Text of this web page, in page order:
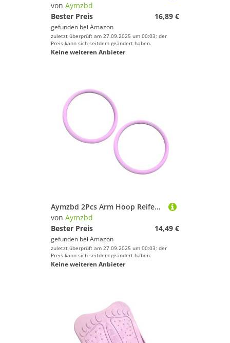
von Aymzbd
Bester Preis
16,89 €
gefunden bei Amazon
zuletzt überprüft am 27.09.2025 um 00:03; der
Preis kann sich seitdem geändert haben.
Keine weiteren Anbieter
Aymzbd 2Pcs Arm Hoop Reifen 33 cm Durchmesser, Fitnesskreis für Arme, Arm Hula Hoop zum Winkearme Trainieren, Leiser Schaumstoff-Fitnessreifen für Fitnessstudio zu Hause Workout, Lila
von Aymzbd
Bester Preis
14,49 €
gefunden bei Amazon
zuletzt überprüft am 27.09.2025 um 00:03; der
Preis kann sich seitdem geändert haben.
Keine weiteren Anbieter